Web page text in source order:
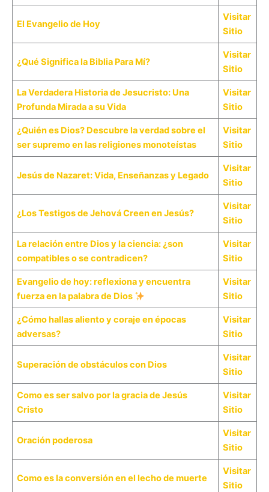
El Evangelio de Hoy
Visitar
Sitio
¿Qué Significa la Biblia Para Mí?
Visitar
Sitio
La Verdadera Historia de Jesucristo: Una
Profunda Mirada a su Vida
Visitar
Sitio
¿Quién es Dios? Descubre la verdad sobre el
ser supremo en las religiones monoteístas
Visitar
Sitio
Jesús de Nazaret: Vida, Enseñanzas y Legado
Visitar
Sitio
¿Los Testigos de Jehová Creen en Jesús?
Visitar
Sitio
La relación entre Dios y la ciencia: ¿son
compatibles o se contradicen?
Visitar
Sitio
Evangelio de hoy: reflexiona y encuentra
fuerza en la palabra de Dios
Visitar
Sitio
¿Cómo hallas aliento y coraje en épocas
adversas?
Visitar
Sitio
Superación de obstáculos con Dios
Visitar
Sitio
Como es ser salvo por la gracia de Jesús
Cristo
Visitar
Sitio
Oración poderosa
Visitar
Sitio
Como es la conversión en el lecho de muerte
Visitar
Sitio